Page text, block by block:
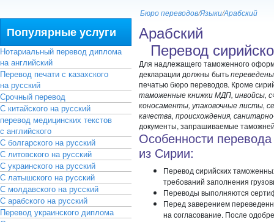
Популярные услуги
Нотариальный перевод диплома
на английский
Перевод печати с казахского
на русский
Срочный перевод
С китайского на русский
перевод медицинских текстов
с английского
С болгарского на русский
С литовского на русский
С украинского на русский
С латышского на русский
С молдавского на русский
С арабского на русский
Перевод украинского диплома
Бюро переводов/Языки/Арабский
Арабский
Перевод
Для надлежащего таможенного
декларации должны быть
печатью бюро переводов. Кроме
таможенные книжки МДП, инвойсы,
коносаменты, упаковочные листы,
качества, происхождения,
документы, запрашиваемые
Особенности
из Сирии:
Перевод сирийских
требований заполнения
Переводы выполняются
Перед заверением
на согласование. После